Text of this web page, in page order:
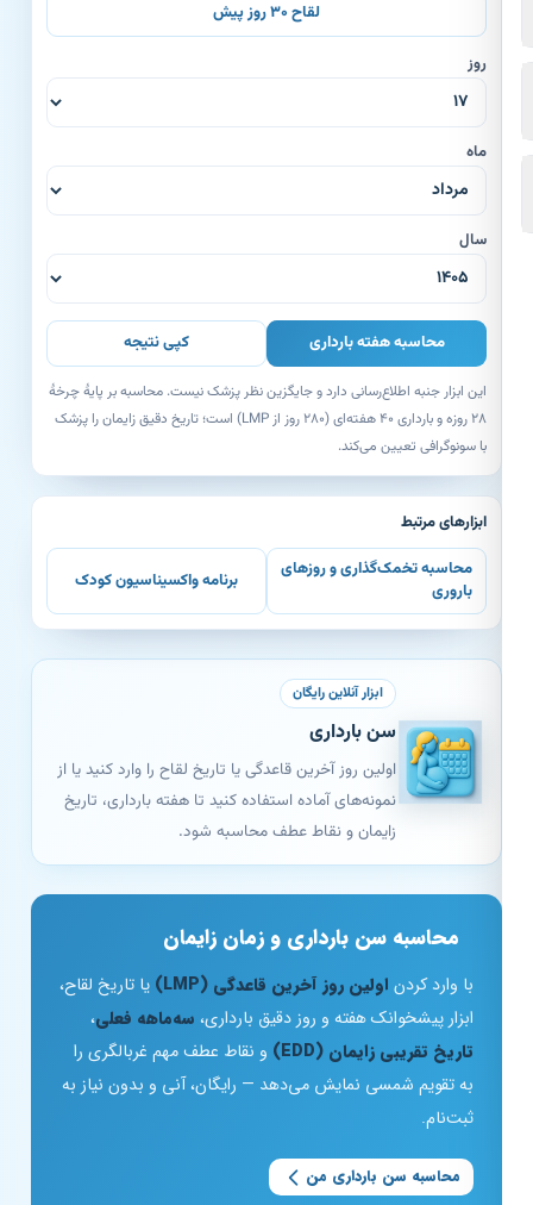
لقاح ۳۰ روز پیش
محاسبه هفته بارداری کپی نتیجه
این ابزار جنبه اطلاع‌رسانی دارد و جایگزین نظر پزشک نیست. محاسبه بر پایهٔ چرخهٔ
۲۸ روزه و بارداری ۴۰ هفته‌ای (۲۸۰ روز از LMP) است؛ تاریخ دقیق زایمان را پزشک
با سونوگرافی تعیین می‌کند.
ابزارهای مرتبط
محاسبه تخمک‌گذاری و روزهای
باروری
برنامه واکسیناسیون کودک
ابزار آنلاین رایگان
سن بارداری
اولین روز آخرین قاعدگی یا تاریخ لقاح را وارد کنید یا از
نمونه‌های آماده استفاده کنید تا هفته بارداری، تاریخ
زایمان و نقاط عطف محاسبه شود.
محاسبه سن بارداری و زمان زایمان
با وارد کردناولین روز آخرین قاعدگی (LMP)
یا تاریخ لقاح،
ابزار پیشخوانک هفته و روز دقیق بارداری،سه‌ماهه فعلی،
تاریخ تقریبی زایمان (EDD)
و نقاط عطف مهم غربالگری را
به تقویم شمسی نمایش می‌دهد — رایگان، آنی و بدون نیاز به
ثبت‌نام.
محاسبه سن بارداری من